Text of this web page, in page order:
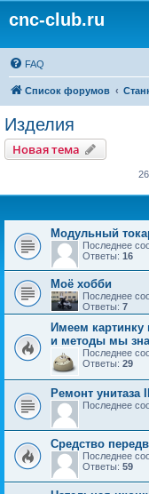
cnc-club.ru
FAQ
Список форумов
Изделия
Новая тема
Модульный
Последнее
Ответы: 16
Моё хобби
Последнее
Ответы: 7
Имеем картинку
и методы мы
Последнее
Ответы: 29
Ремонт унитаза
Последнее
Средство
Последнее
Ответы: 59